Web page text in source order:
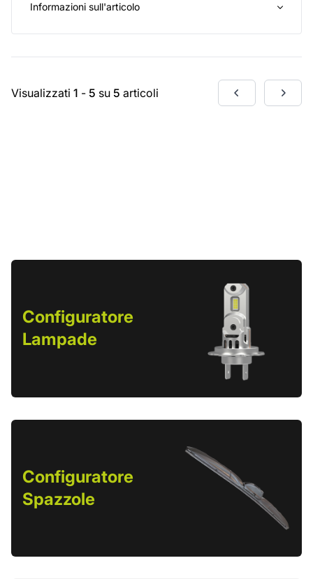
Informazioni sull'articolo
Visualizzati 1 - 5 su 5 articoli
Configuratore
Lampade
Configuratore
Spazzole